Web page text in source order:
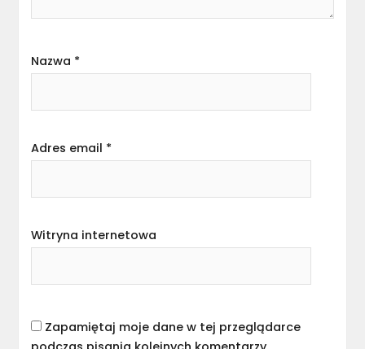
Nazwa *
Adres email *
Witryna internetowa
Zapamiętaj moje dane w tej przeglądarce